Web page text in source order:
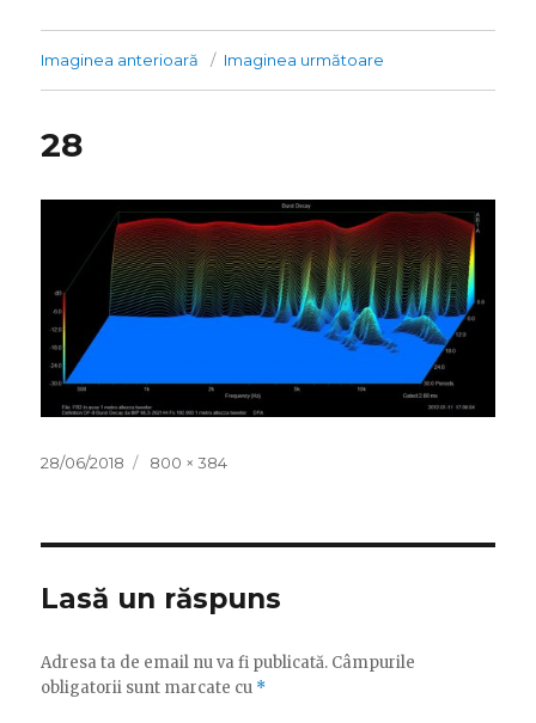
Imaginea anterioară Imaginea următoare
28
Publicat
28/06/2018
Dimensiune
800 × 384
Lasă un răspuns
Adresa ta de email nu va fi publicată. Câmpurile
obligatorii sunt marcate cu *